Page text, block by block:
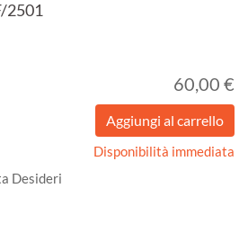
2501
60,00 €
Disponibilità immediata
Desideri